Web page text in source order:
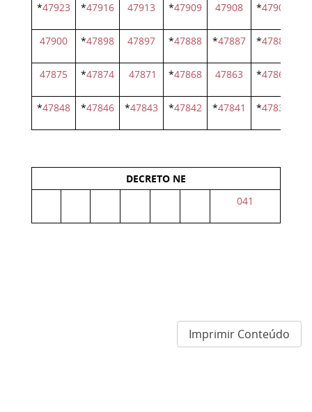
*47923 *47916 47913 *47909 47908 *47907
47900 *47898 47897 *47888 *47887 *47882
47875 *47874 47871 *47868 47863 *47861
*47848 *47846 *47843 *47842 *47841 *47836
DECRETO NE
041
Imprimir Conteúdo